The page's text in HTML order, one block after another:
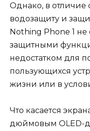
Однако, в отличие
водозащиту и
Nothing Phone 1 не
защитными
недостатком для
пользующихся
жизни или в
Что касается
дюймовым OLED-